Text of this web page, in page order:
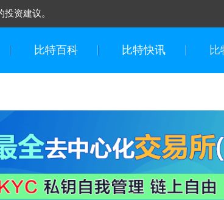
资建议。
比特百科 比特快讯 比